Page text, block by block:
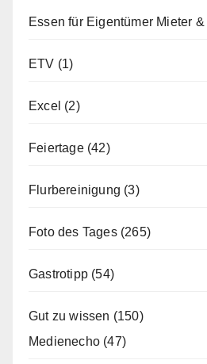
Essen für Eigentümer Mieter
ETV (1)
Excel (2)
Feiertage(42)
Flurbereinigung (3)
Foto des Tages(265)
Gastrotipp (54)
Gut zu wissen (150)
Medienecho (47)